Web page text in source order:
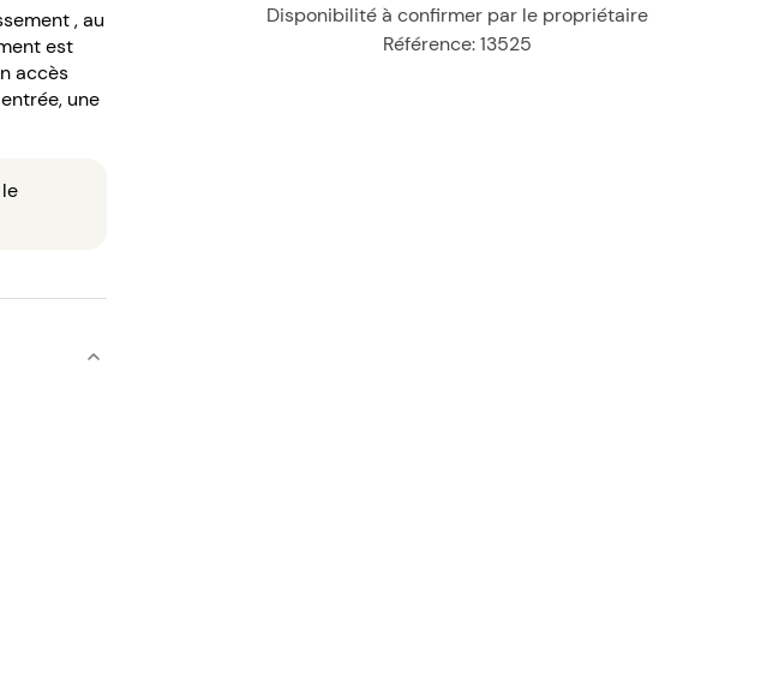
, au
est
accès
une
Disponibilité à confirmer par le propriétaire
Référence: 13525